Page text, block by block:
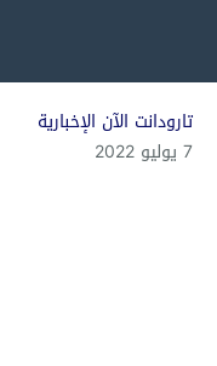
تارودانت الآن الإخبارية
7 يوليو 2022